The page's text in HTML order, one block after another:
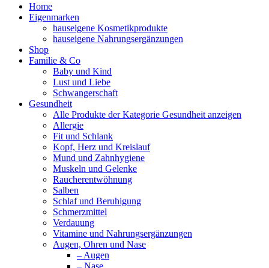
Home
Eigenmarken
hauseigene Kosmetikprodukte
hauseigene Nahrungsergänzungen
Shop
Familie & Co
Baby und Kind
Lust und Liebe
Schwangerschaft
Gesundheit
Alle Produkte der Kategorie Gesundheit anzeigen
Allergie
Fit und Schlank
Kopf, Herz und Kreislauf
Mund und Zahnhygiene
Muskeln und Gelenke
Raucherentwöhnung
Salben
Schlaf und Beruhigung
Schmerzmittel
Verdauung
Vitamine und Nahrungsergänzungen
Augen, Ohren und Nase
– Augen
– Nase